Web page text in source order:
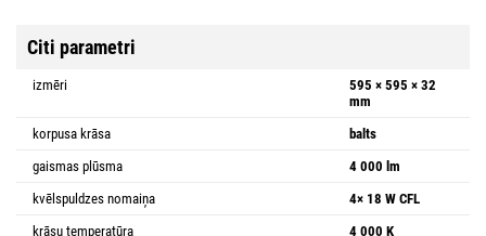
Citi parametri
izmēri
595 × 595 × 32
mm
korpusa krāsa
balts
gaismas plūsma
4 000 lm
kvēlspuldzes nomaiņa
4× 18 W CFL
krāsu temperatūra
4 000 K